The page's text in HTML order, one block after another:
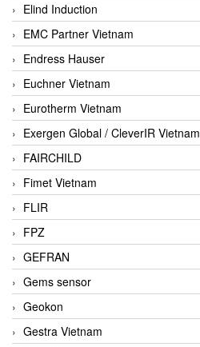
Elind Induction
EMC Partner Vietnam
Endress Hauser
Euchner Vietnam
Eurotherm Vietnam
Exergen Global / CleverIR Vietnam
FAIRCHILD
Fimet Vietnam
FLIR
FPZ
GEFRAN
Gems sensor
Geokon
Gestra Vietnam